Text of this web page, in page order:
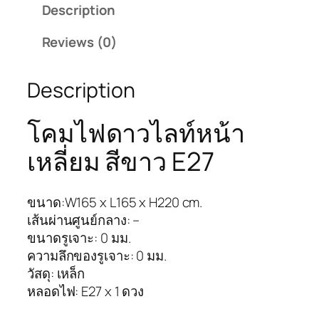
Description
Reviews (0)
Description
โคมไฟดาวไลท์หน้า
เหลี่ยม สีขาว E27
ขนาด:W165 x L165 x H220 cm.
เส้นผ่านศูนย์กลาง: –
ขนาดรูเจาะ: 0 มม.
ความลึกของรูเจาะ: 0 มม.
วัสดุ: เหล็ก
หลอดไฟ: E27 x 1 ดวง